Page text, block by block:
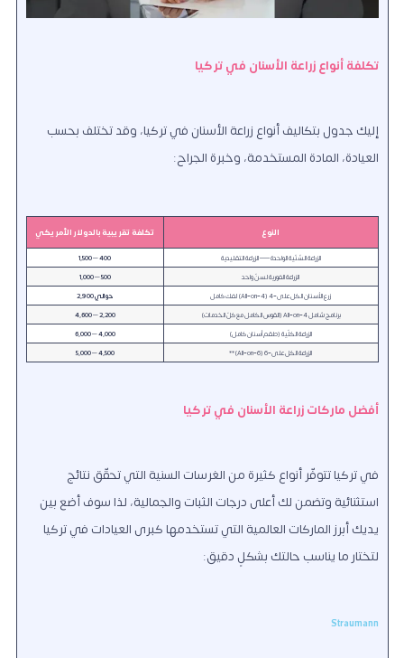
تكلفة أنواع زراعة الأسنان في تركيا
إليك جدول بتكاليف أنواع زراعة الأسنان في تركيا، وقد تختلف بحسب
العيادة، المادة المستخدمة، وخبرة الجراح:
النوع تكلفة تقريبية بالدولار الأمريكي
الزراعة السِّنّية الواحدة — الزراعة التقليدية
400 – 1,500
الزراعة الفورية لسنّ واحد
500 – 1,000
زرع الأسنان الكل على‑4 (All‑on‑4) لفك كامل
حوالي 2,900
برنامج شامل All‑on‑4 (القوس الكامل مع كلّ الخدمات)
2,200 – 4,600
الزراعة الكلّية (طقم أسنان كامل)
4,000 – 6,000
الزراعة الكل على‑6 (All‑on‑6)**
4,500 – 5,000
أفضل ماركات زراعة الأسنان في تركيا
في تركيا تتوفّر أنواع كثيرة من الغرسات السنية التي تحقّق نتائج
استثنائية وتضمن لك أعلى درجات الثبات والجمالية، لذا سوف أضع بين
يديك أبرز الماركات العالمية التي تستخدمها كبرى العيادات في تركيا
لتختار ما يناسب حالتك بشكلٍ دقيق:
Straumann